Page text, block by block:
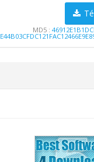
MD5 :